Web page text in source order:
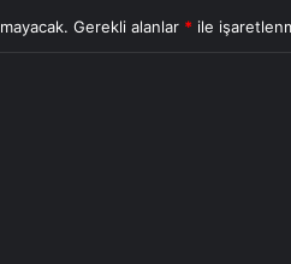
Gerekli alanlar * ile